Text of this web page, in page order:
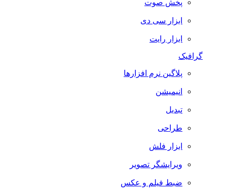
پخش صوت
ابزار سی دی
ابزار رایت
گرافیک
پلاگین نرم افزارها
انیمیشن
تبدیل
طراحی
ابزار فلش
ویرایشگر تصویر
ضبط فيلم و عكس